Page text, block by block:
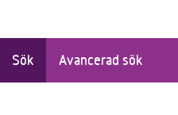
Sök Avancerad sök